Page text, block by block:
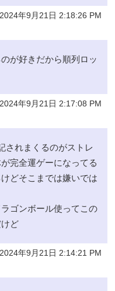
年9月21日 2:18:26 PM
が好きだから順列ロッ
年9月21日 2:17:08 PM
されまくるのがストレ
完全運ゲーになってる
どそこまでは嫌いでは
ゴンボール使ってこの
ど
年9月21日 2:14:21 PM